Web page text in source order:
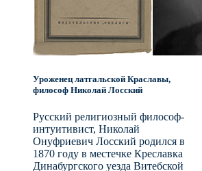
Уроженец латгальской Краславы,
философ Николай Лосский
Русский религиозный философ-
интуитивист, Николай
Онуфриевич Лосский родился в
1870 году в местечке Креславка
Динабургского уезда Витебской